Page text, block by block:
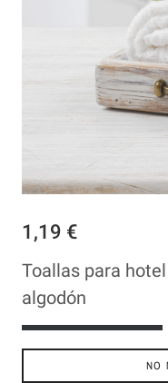
1,19 €
Toallas para
algodón
NO